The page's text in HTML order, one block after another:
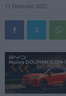
11 Febbraio 2022